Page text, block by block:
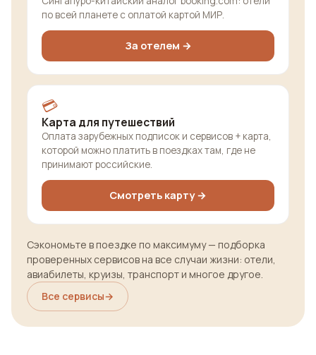
по всей планете с оплатой картой МИР.
За отелем →
💳
Карта для путешествий
Оплата зарубежных подписок и сервисов + карта,
которой можно платить в поездках там, где не
принимают российские.
Смотреть карту →
Сэкономьте в поездке по максимуму — подборка
проверенных сервисов на все случаи жизни: отели,
авиабилеты, круизы, транспорт и многое другое.
Все сервисы→